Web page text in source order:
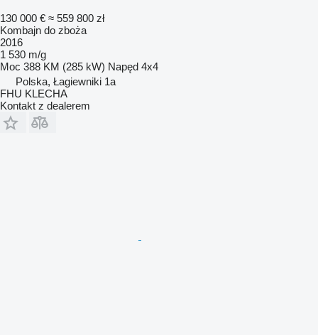
130 000 € ≈ 559 800 zł
Kombajn do zboża
2016
1 530 m/g
Moc 388 KM (285 kW) Napęd 4x4
Polska, Łagiewniki 1a
FHU KLECHA
Kontakt z dealerem